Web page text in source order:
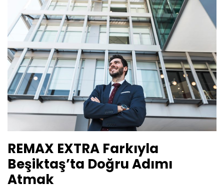
REMAX EXTRA Farkıyla
Beşiktaş’ta Doğru Adımı
Atmak